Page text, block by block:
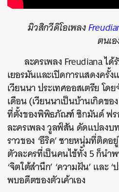
มิวสิกวีดิโอเพลง
ตนเอ
ละครเพลง Freudiana ไ
เยอรมันและเปิดการแสดงครั้
เวียนนา ประเทศออสเตรีย โด
เดือน (เวียนนาเป็นบ้านเกิดข
ที่ตั้งของพิพิธภัณฑ์ ซิกมันด์ ฟร
ละครเพลง วูลฟ์สัน ดัดแปลงบ
ราวของ ‘อีริค’ ชายหนุ่มที่ติด
ตัวละครที่เป็นคนไข้ทั้ง 5 ก็นำ
‘จิตใต้สำนึก’ ‘ความฝัน’ และ
พบอดีตของตัวเค้าเอง